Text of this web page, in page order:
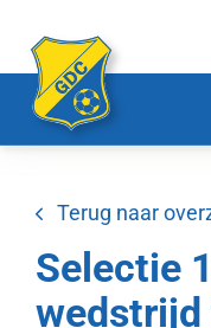
Terug naar
Selectie
wedstrijd